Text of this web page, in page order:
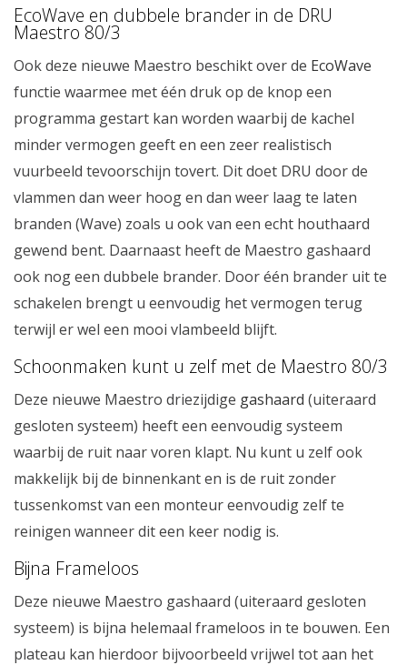
EcoWave en dubbele brander in de DRU
Maestro 80/3
Ook deze nieuwe Maestro beschikt over de EcoWave
functie waarmee met één druk op de knop een
programma gestart kan worden waarbij de kachel
minder vermogen geeft en een zeer realistisch
vuurbeeld tevoorschijn tovert. Dit doet DRU door de
vlammen dan weer hoog en dan weer laag te laten
branden (Wave) zoals u ook van een echt houthaard
gewend bent. Daarnaast heeft de Maestro gashaard
ook nog een dubbele brander. Door één brander uit te
schakelen brengt u eenvoudig het vermogen terug
terwijl er wel een mooi vlambeeld blijft.
Schoonmaken kunt u zelf met de Maestro 80/3
Deze nieuwe Maestro driezijdige gashaard (uiteraard
gesloten systeem) heeft een eenvoudig systeem
waarbij de ruit naar voren klapt. Nu kunt u zelf ook
makkelijk bij de binnenkant en is de ruit zonder
tussenkomst van een monteur eenvoudig zelf te
reinigen wanneer dit een keer nodig is.
Bijna Frameloos
Deze nieuwe Maestro gashaard (uiteraard gesloten
systeem) is bijna helemaal frameloos in te bouwen. Een
plateau kan hierdoor bijvoorbeeld vrijwel tot aan het